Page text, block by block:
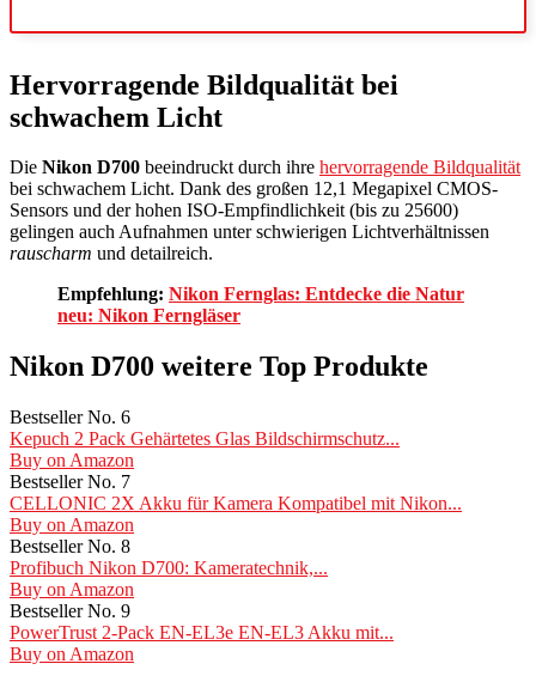
Hervorragende Bildqualität bei
schwachem Licht
Die Nikon D700 beeindruckt durch ihre hervorragende Bildqualität
bei schwachem Licht. Dank des großen 12,1 Megapixel CMOS-
Sensors und der hohen ISO-Empfindlichkeit (bis zu 25600)
gelingen auch Aufnahmen unter schwierigen Lichtverhältnissen
rauscharm und detailreich.
Empfehlung: Nikon Fernglas: Entdecke die Natur
neu: Nikon Ferngläser
Nikon D700 weitere Top Produkte
Bestseller No. 6
Kepuch 2 Pack Gehärtetes Glas Bildschirmschutz...
Buy on Amazon
Bestseller No. 7
CELLONIC 2X Akku für Kamera Kompatibel mit Nikon...
Buy on Amazon
Bestseller No. 8
Profibuch Nikon D700: Kameratechnik,...
Buy on Amazon
Bestseller No. 9
PowerTrust 2-Pack EN-EL3e EN-EL3 Akku mit...
Buy on Amazon